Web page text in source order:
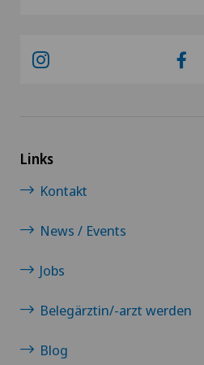
Links
Kontakt
News / Events
Jobs
Belegärztin/-arzt werden
Blog